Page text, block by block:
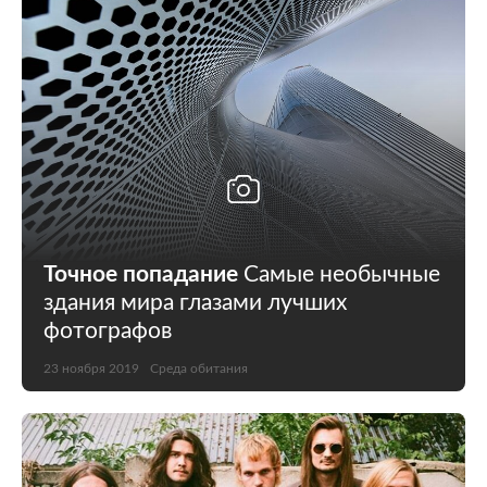
Точное попадание Самые необычные
здания мира глазами лучших
фотографов
23 ноября 2019 Среда обитания